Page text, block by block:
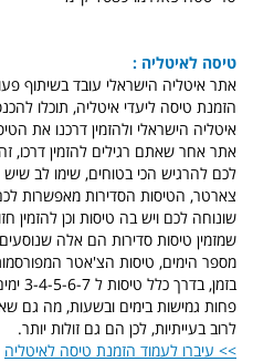
טיסה לאיטליה :
אתר איטליה הישראלי עובד בשיתוף
הזמנת טיסה ליעדי איטליה, תוכלו
איטליה הישראלי ולהזמין דרכנו את
אתר אחר שאתם רגילים להזמין דרכו, זה
לכם להרגיש הכי בטוחים, שימו לב שיש
צארטר, הטיסות הסדירות מאפשרות
שונוחה לכם ויש בה טיסות וכן להזמין
שמזמין טיסות סדירות הם אלה
מספר הימים, טיסות הצ'אטר
פחות גמישות בימים ובשעות, מה גם
לרוב בעייתיות, לכן הם גם זולות יותר.
>> עיברו לעמוד הזמנת טיסה לאיטליה